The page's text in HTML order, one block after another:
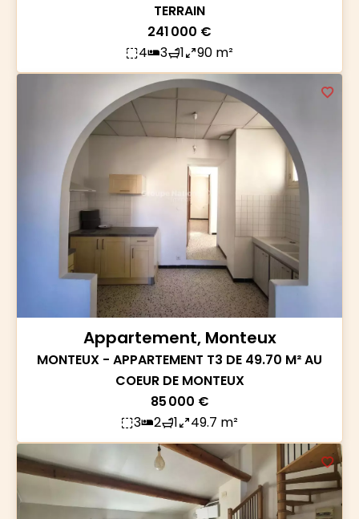
TERRAIN
241 000 €
4
3 1 90 m²
Appartement, Monteux
MONTEUX - APPARTEMENT T3 DE 49.70 M² AU
COEUR DE MONTEUX
85 000 €
3
2 1 49.7 m²